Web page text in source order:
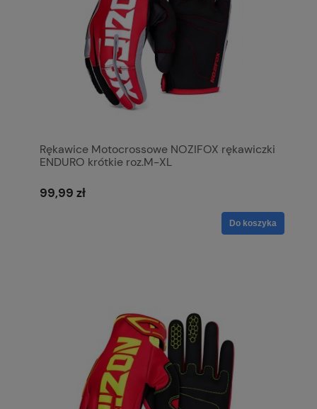
Rękawice Motocrossowe NOZIFOX rękawiczki
ENDURO krótkie roz.M-XL
99,99 zł
Do koszyka